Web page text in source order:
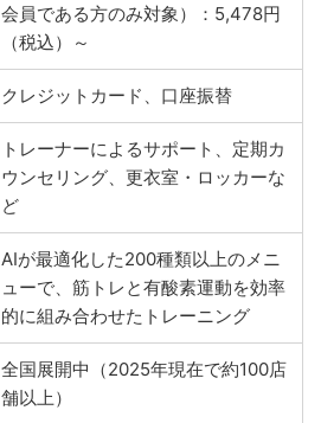
会員である方のみ対象）：5,478円
（税込）～
クレジットカード、口座振替
トレーナーによるサポート、定期カ
ウンセリング、更衣室・ロッカーな
ど
AIが最適化した200種類以上のメニ
ューで、筋トレと有酸素運動を効率
的に組み合わせたトレーニング
全国展開中（2025年現在で約100店
舗以上）